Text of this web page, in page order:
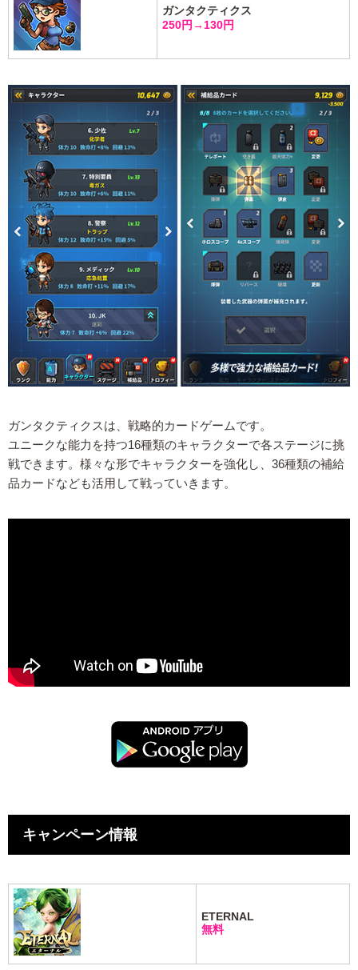
ガンタクティクス
250円→130円
ガンタクティクスは、戦略的カードゲームです。
ユニークな能力を持つ16種類のキャラクターで各ステージに挑
戦できます。様々な形でキャラクターを強化し、36種類の補給
品カードなども活用して戦っていきます。
キャンペーン情報
ETERNAL
無料